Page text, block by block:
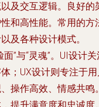
及交互逻辑。良好的
和高性能。常用的方
及各种设计模式。
面”与“灵魂”。UI设计
；UX设计则专注于
操作高效、情感共鸣